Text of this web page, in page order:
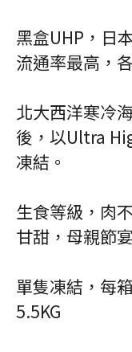
黑盒UHP，日
流通率最高，
北大西洋寒冷
後，以Ultra
凍結。
生食等級，肉
甘甜，母親節
單隻凍結，每
5.5KG